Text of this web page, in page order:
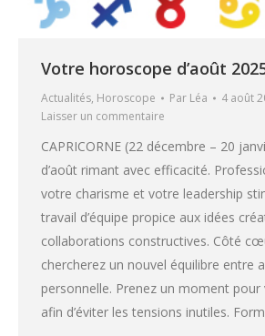
Votre horoscope d’août
Actualités, Horoscope Par Léa
4 août
Laisser un commentaire
CAPRICORNE (22 décembre – 20
d’août rimant avec efficacité.
votre charisme et votre leadership
travail d’équipe propice aux idées
collaborations constructives. Côté
chercherez un nouvel équilibre entre
personnelle. Prenez un moment
afin d’éviter les tensions inutiles.